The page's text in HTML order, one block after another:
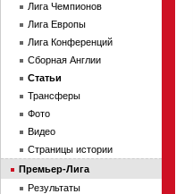
Лига Чемпионов
Лига Европы
Лига Конференций
Сборная Англии
Статьи
Трансферы
Фото
Видео
Страницы истории
Премьер-Лига
Результаты